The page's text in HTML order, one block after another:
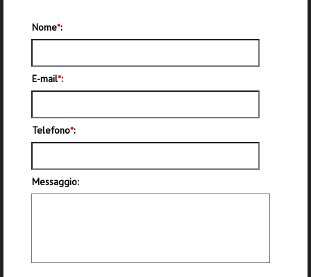
Nome*:
E-mail*:
Telefono*:
Messaggio: